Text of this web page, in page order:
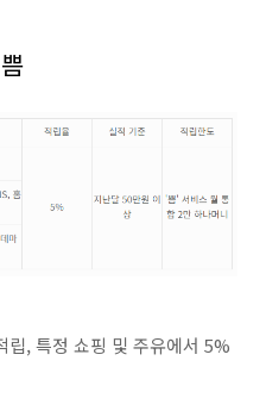
립, 특정 쇼핑 및 주유에서 5%